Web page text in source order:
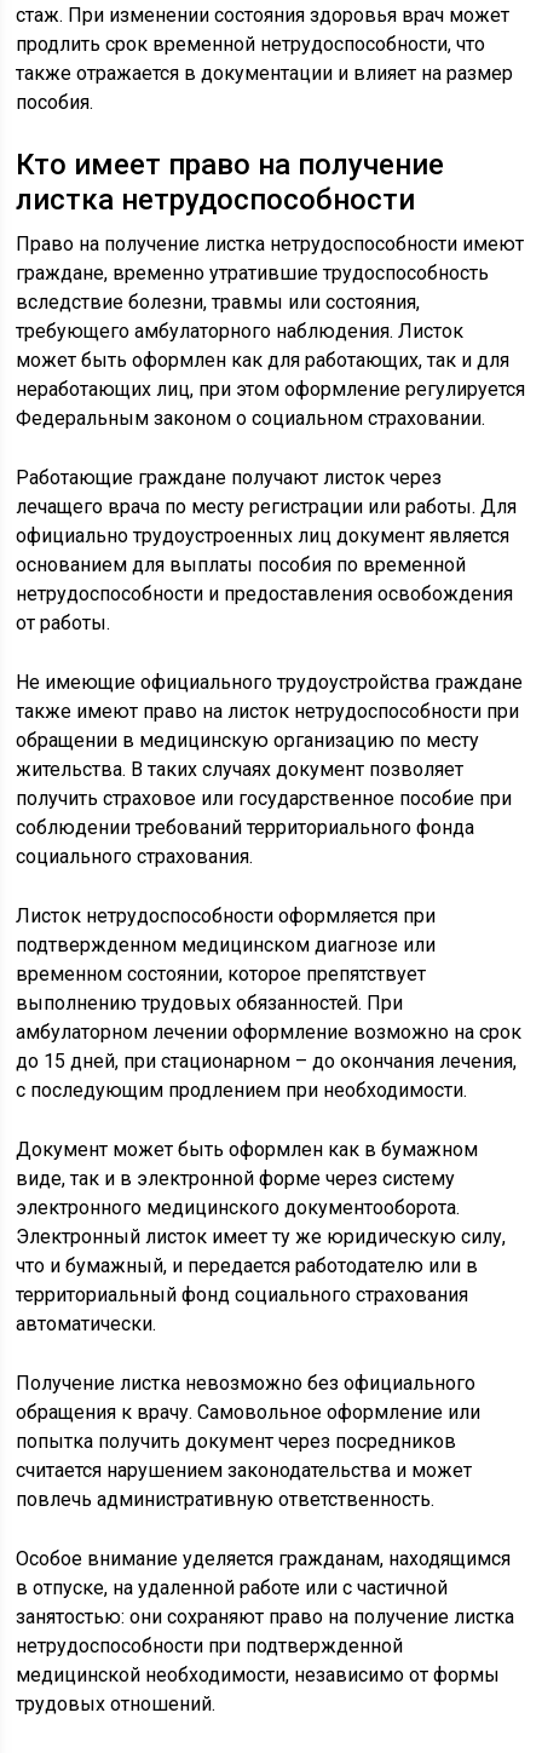
стаж. При изменении состояния здоровья врач может
продлить срок временной нетрудоспособности, что
также отражается в документации и влияет на размер
пособия.
Кто имеет право на получение
листка нетрудоспособности
Право на получение листка нетрудоспособности имеют
граждане, временно утратившие трудоспособность
вследствие болезни, травмы или состояния,
требующего амбулаторного наблюдения. Листок
может быть оформлен как для работающих, так и для
неработающих лиц, при этом оформление регулируется
Федеральным законом о социальном страховании.
Работающие граждане получают листок через
лечащего врача по месту регистрации или работы. Для
официально трудоустроенных лиц документ является
основанием для выплаты пособия по временной
нетрудоспособности и предоставления освобождения
от работы.
Не имеющие официального трудоустройства граждане
также имеют право на листок нетрудоспособности при
обращении в медицинскую организацию по месту
жительства. В таких случаях документ позволяет
получить страховое или государственное пособие при
соблюдении требований территориального фонда
социального страхования.
Листок нетрудоспособности оформляется при
подтвержденном медицинском диагнозе или
временном состоянии, которое препятствует
выполнению трудовых обязанностей. При
амбулаторном лечении оформление возможно на срок
до 15 дней, при стационарном – до окончания лечения,
с последующим продлением при необходимости.
Документ может быть оформлен как в бумажном
виде, так и в электронной форме через систему
электронного медицинского документооборота.
Электронный листок имеет ту же юридическую силу,
что и бумажный, и передается работодателю или в
территориальный фонд социального страхования
автоматически.
Получение листка невозможно без официального
обращения к врачу. Самовольное оформление или
попытка получить документ через посредников
считается нарушением законодательства и может
повлечь административную ответственность.
Особое внимание уделяется гражданам, находящимся
в отпуске, на удаленной работе или с частичной
занятостью: они сохраняют право на получение листка
нетрудоспособности при подтвержденной
медицинской необходимости, независимо от формы
трудовых отношений.